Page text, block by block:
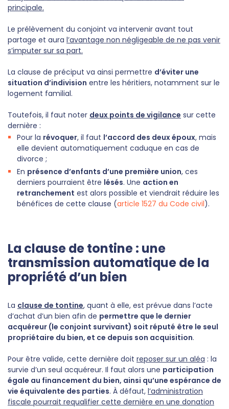
principale.
Le prélèvement du conjoint va intervenir avant tout
partage et aura l’avantage non négligeable de ne pas venir
s’imputer sur sa part.
La clause de préciput va ainsi permettre d’éviter une
situation d’indivision entre les héritiers, notamment sur le
logement familial.
Toutefois, il faut noter deux points de vigilance sur cette
dernière :
Pour la révoquer, il faut l’accord des deux époux, mais
elle devient automatiquement caduque en cas de
divorce ;
En présence d’enfants d’une première union, ces
derniers pourraient être lésés. Une action en
retranchement est alors possible et viendrait réduire les
bénéfices de cette clause (article 1527 du Code civil).
La clause de tontine : une
transmission automatique de la
propriété d’un bien
La clause de tontine, quant à elle, est prévue dans l’acte
d’achat d’un bien afin de permettre que le dernier
acquéreur (le conjoint survivant) soit réputé être le seul
propriétaire du bien, et ce depuis son acquisition.
Pour être valide, cette dernière doit reposer sur un aléa : la
survie d’un seul acquéreur. Il faut alors une participation
égale au financement du bien, ainsi qu’une espérance de
vie équivalente des parties. À défaut, l’administration
fiscale pourrait requalifier cette dernière en une donation